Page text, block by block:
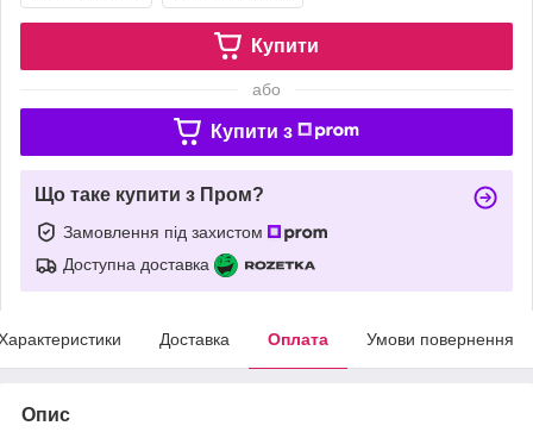
Купити
або
Купити з
Що таке купити з Пром?
Замовлення під захистом
Доступна доставка
Доставка Оплата Умови повернення
Опис